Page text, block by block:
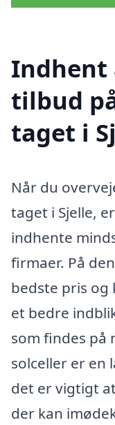
Indhent
tilbud
taget i
Når du
taget i Sjelle,
indhente
firmaer. På
bedste pris og
et bedre
som findes på
solceller er en
det er vigtigt
der kan